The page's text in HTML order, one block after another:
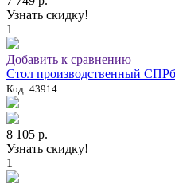
Узнать скидку!
1
Добавить к сравнению
Стол производственный
Код: 43914
8 105 р.
Узнать скидку!
1